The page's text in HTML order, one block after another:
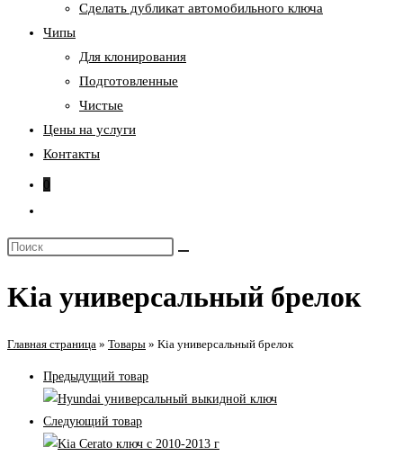
Cделать дубликат автомобильного ключа
Чипы
Для клонирования
Подготовленные
Чистые
Цены на услуги
Контакты
0
по
сайту
Поиск
сайте
Kia универсальный брелок
Главная страница » Товары » Kia универсальный брелок
Предыдущий товар
Следующий товар